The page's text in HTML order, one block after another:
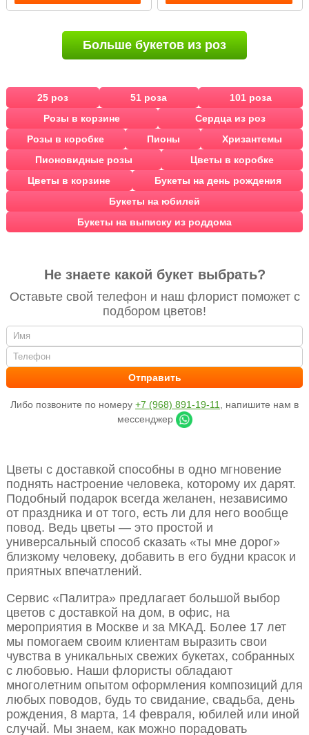
Больше букетов из роз
25 роз 51 роза
101 роза
Розы в корзине
Сердца из роз
Розы в коробке
Пионы
Хризантемы
Пионовидные розы
Цветы в коробке
Цветы в корзине
Букеты на день рождения
Букеты на юбилей
Букеты на выписку из роддома
Не знаете какой букет выбрать?
Оставьте свой телефон и наш флорист поможет с
подбором цветов!
Либо позвоните по номеру +7 (968) 891-19-11
, напишите нам в
мессенджер
Цветы с доставкой способны в одно мгновение
поднять настроение человека, которому их дарят.
Подобный подарок всегда желанен, независимо
от праздника и от того, есть ли для него вообще
повод. Ведь цветы — это простой и
универсальный способ сказать «ты мне дорог»
близкому человеку, добавить в его будни красок и
приятных впечатлений.
Сервис «Палитра» предлагает большой выбор
цветов с доставкой на дом, в офис, на
мероприятия в Москве и за МКАД. Более 17 лет
мы помогаем своим клиентам выразить свои
чувства в уникальных свежих букетах, собранных
с любовью. Наши флористы обладают
многолетним опытом оформления композиций для
любых поводов, будь то свидание, свадьба, день
рождения, 8 марта, 14 февраля, юбилей или иной
случай. Мы знаем, как можно порадовать